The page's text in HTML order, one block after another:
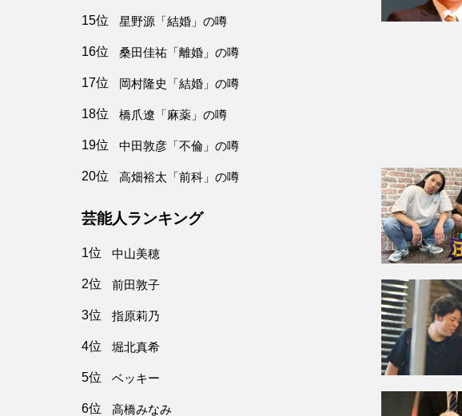
15位 星野源「結婚」の噂
16位 桑田佳祐「離婚」の噂
17位 岡村隆史「結婚」の噂
18位 橋爪遼「麻薬」の噂
19位 中田敦彦「不倫」の噂
20位 高畑裕太「前科」の噂
芸能人ランキング
1位 中山美穂
2位 前田敦子
3位 指原莉乃
4位 堀北真希
5位 ベッキー
6位 高橋みなみ